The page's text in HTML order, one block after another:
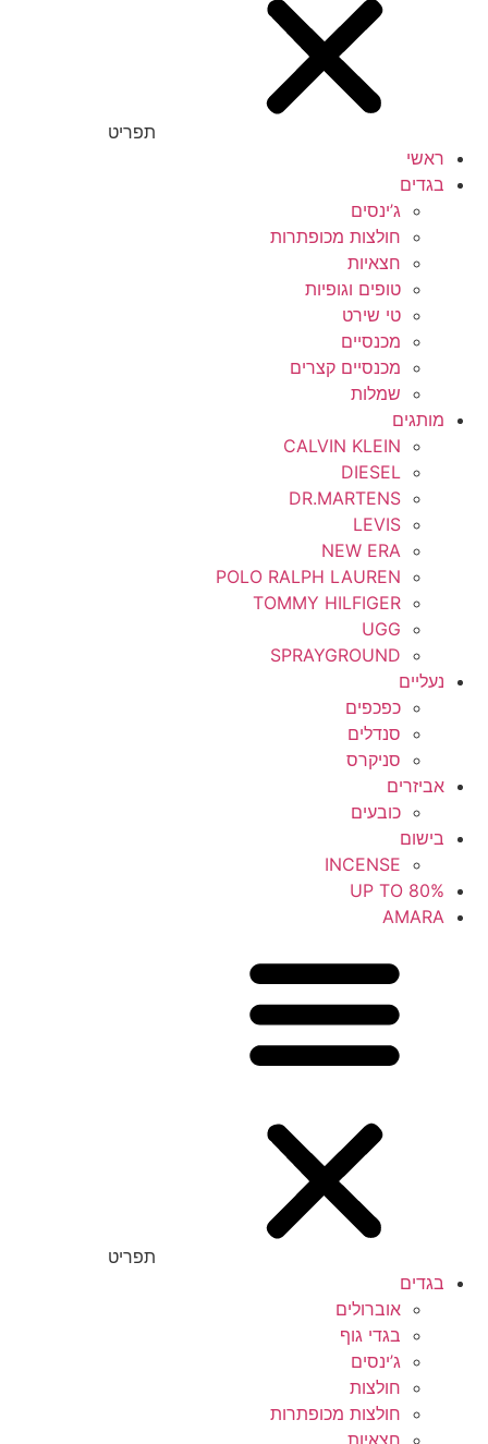
תפריט
ראשי
בגדים
ג’ינסים
חולצות מכופתרות
חצאיות
טופים וגופיות
טי שירט
מכנסיים
מכנסיים קצרים
שמלות
מותגים
CALVIN KLEIN
DIESEL
DR.MARTENS
LEVIS
NEW ERA
POLO RALPH LAUREN
TOMMY HILFIGER
UGG
SPRAYGROUND
נעליים
כפכפים
סנדלים
סניקרס
אביזרים
כובעים
בישום
INCENSE
UP TO 80%
AMARA
תפריט
בגדים
אוברולים
בגדי גוף
ג’ינסים
חולצות
חולצות מכופתרות